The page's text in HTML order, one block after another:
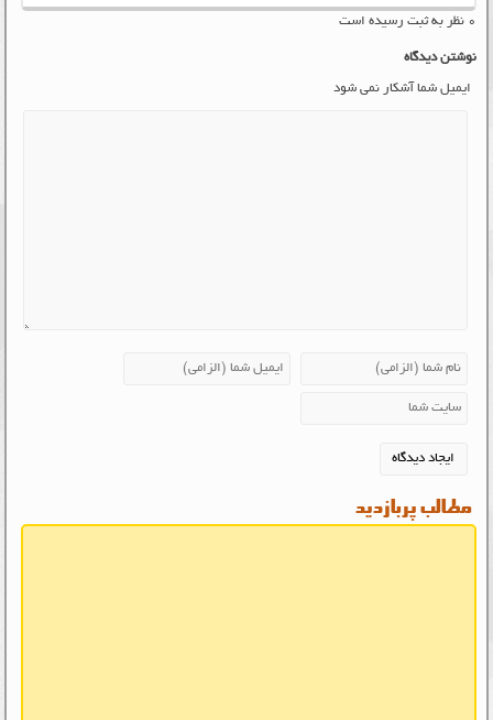
۰ نظر به ثبت رسیده است
نوشتن دیدگاه
ایمیل شما آشکار نمی شود
مطالب پربازدید